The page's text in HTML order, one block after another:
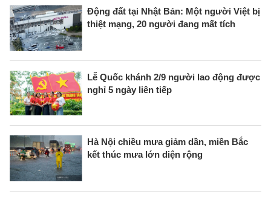
Động đất tại Nhật Bản: Một người Việt bị
thiệt mạng, 20 người đang mất tích
Lễ Quốc khánh 2/9 người lao động được
nghỉ 5 ngày liên tiếp
Hà Nội chiều mưa giảm dần, miền Bắc
kết thúc mưa lớn diện rộng